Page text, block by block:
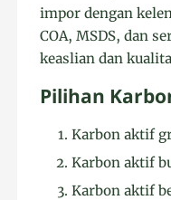
impor dengan
COA, MSDS, dan
keaslian dan
Pilihan
Karbon aktif
Karbon aktif
Karbon aktif